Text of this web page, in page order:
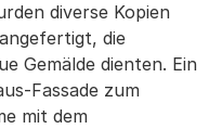
diverse Kopien
die
Gemälde dienten. Ein
Fassade zum
mit dem